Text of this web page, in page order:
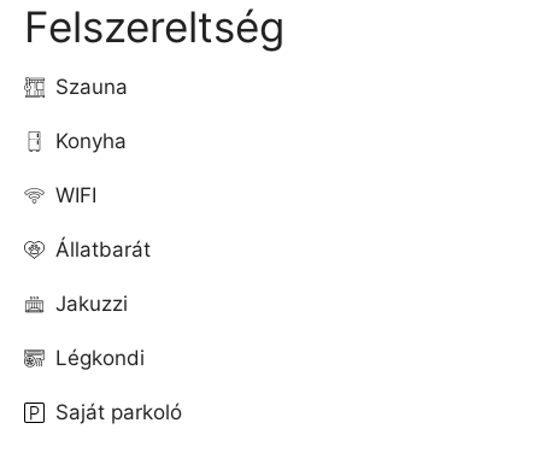
Felszereltség
Szauna
Konyha
WIFI
Állatbarát
Jakuzzi
Légkondi
Saját parkoló